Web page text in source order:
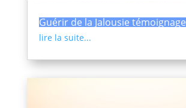
Guérir de la Jalousie témoignage
lire la suite...